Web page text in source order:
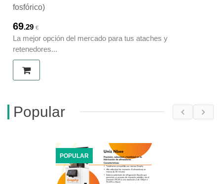
fosfórico)
69.29 €
La mejor opción del mercado para tus ataches y
retenedores...
Popular
POPULAR